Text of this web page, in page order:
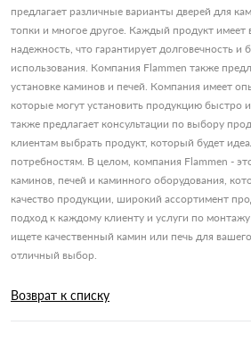
предлагает различные варианты дверей для
топки и многое другое. Каждый продукт имеет
надежность, что гарантирует долговечность и
использования. Компания Flammen также
установке каминов и печей. Компания имеет
которые могут установить продукцию быстро
также предлагает консультации по выбору
клиентам выбрать продукт, который будет
потребностям. В целом, компания Flammen -
каминов, печей и каминного оборудования,
качество продукции, широкий ассортимент
подход к каждому клиенту и услуги по
ищете качественный камин или печь для
отличный выбор.
Возврат к списку